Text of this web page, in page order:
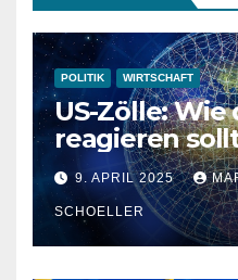
POLITIK WIRTSCHAFT
US-Zölle: Wie
reagieren
9. APRIL 2025
SCHOELLER